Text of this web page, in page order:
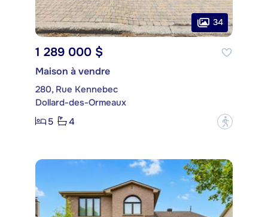
34
1 289 000 $
Maison à vendre
280, Rue Kennebec
Dollard-des-Ormeaux
5
4 ?